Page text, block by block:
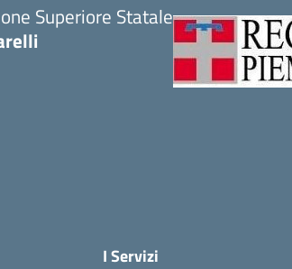
Superiore Statale
iniziale della scuola
I Servizi